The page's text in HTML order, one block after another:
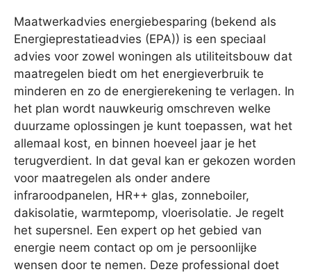
Maatwerkadvies energiebesparing (bekend als
Energieprestatieadvies (EPA)) is een speciaal
advies voor zowel woningen als utiliteitsbouw dat
maatregelen biedt om het energieverbruik te
minderen en zo de energierekening te verlagen. In
het plan wordt nauwkeurig omschreven welke
duurzame oplossingen je kunt toepassen, wat het
allemaal kost, en binnen hoeveel jaar je het
terugverdient. In dat geval kan er gekozen worden
voor maatregelen als onder andere
infraroodpanelen, HR++ glas, zonneboiler,
dakisolatie, warmtepomp, vloerisolatie. Je regelt
het supersnel. Een expert op het gebied van
energie neem contact op om je persoonlijke
wensen door te nemen. Deze professional doet